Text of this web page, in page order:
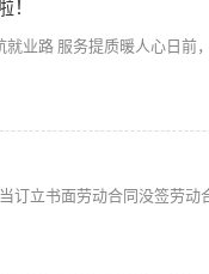
业路 服务提质暖人心日
订立书面劳动合同没签劳